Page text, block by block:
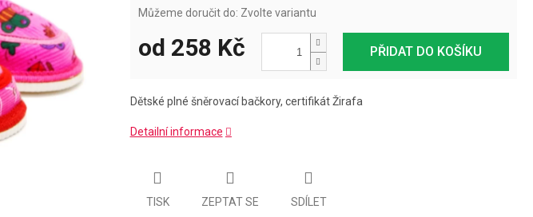
Můžeme doručit do: Zvolte variantu
PŘIDAT DO KOŠÍKU
od 258 Kč
Dětské plné šněrovací bačkory, certifikát Žirafa
Detailní informace
TISK ZEPTAT SE SDÍLET